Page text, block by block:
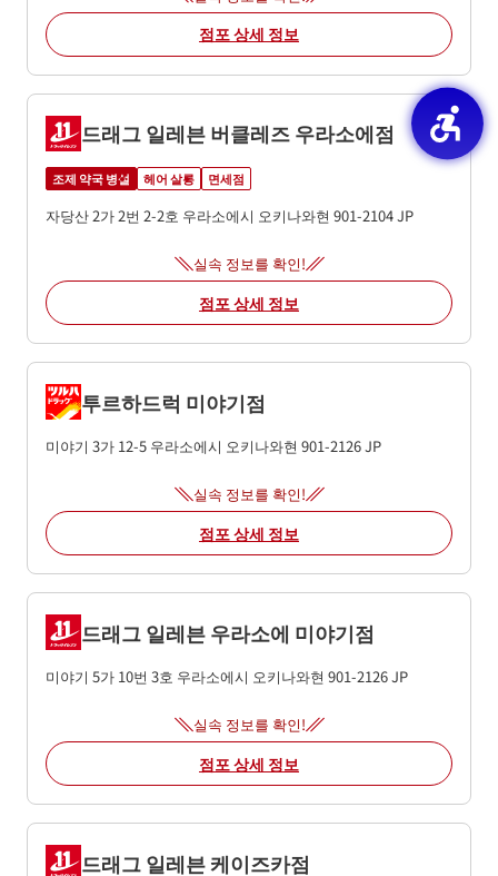
점포 상세 정보
드래그 일레븐 버클레즈 우라소에점
조제 약국 병설 헤어 살롱 면세점
자당산 2가 2번 2-2호 우라소에시 오키나와현 901-2104JP
실속 정보를 확인!
점포 상세 정보
투르하드럭 미야기점
미야기 3가 12-5 우라소에시 오키나와현 901-2126JP
실속 정보를 확인!
점포 상세 정보
드래그 일레븐 우라소에 미야기점
미야기 5가 10번 3호 우라소에시 오키나와현 901-2126JP
실속 정보를 확인!
점포 상세 정보
드래그 일레븐 케이즈카점